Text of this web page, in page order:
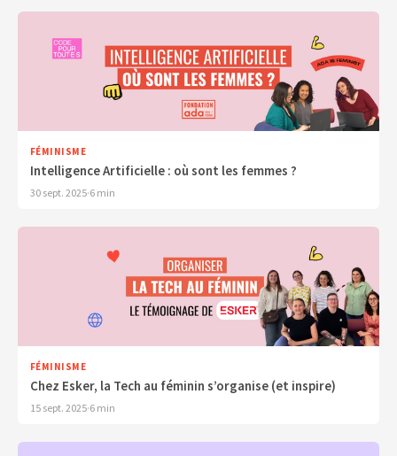
FÉMINISME
Intelligence Artificielle : où sont les femmes ?
30 sept. 2025·6 min
FÉMINISME
Chez Esker, la Tech au féminin s’organise (et inspire)
15 sept. 2025·6 min